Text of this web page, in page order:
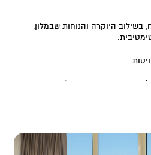
בשילוב היוקרה והנוחות שבמלון,
לבריכה או עם מרפסת, ג'וניור, סוויטת